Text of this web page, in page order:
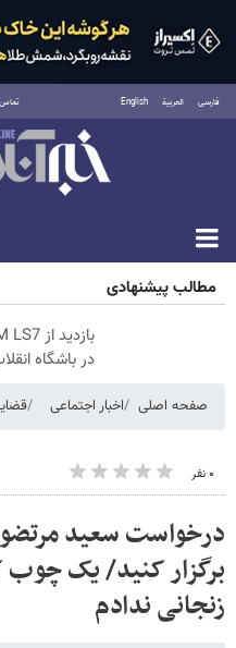
فارسی العربية English تماس
پنجشنبه ۱۵ مرداد ۱۴۰۵
مطالب پیشنهادی
در باشگاه
صفحه اصلی اخبار اجتماعی
۰ نفر
درخواست سعید
برگزار کنید/ یک
زنجانی ندادم